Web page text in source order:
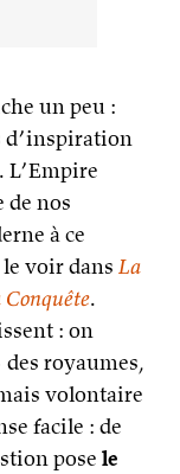
un peu :
d’inspiration
L’Empire
de nos
à ce
voir dans La
Conquête.
: on
royaumes,
volontaire
facile : de
pose le